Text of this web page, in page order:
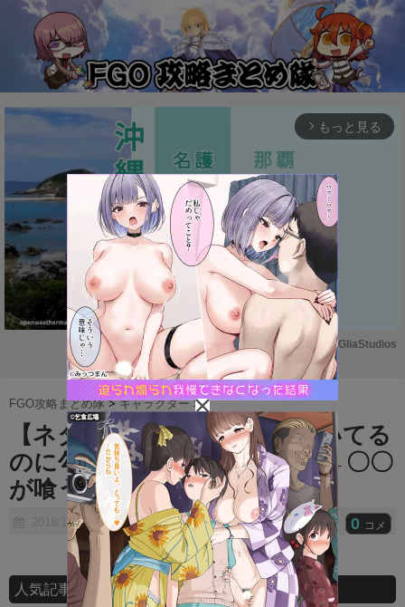
arrow_forward_ios もっと見る
M
u
t
e
Powered by GliaStudios
FGO攻略まとめ隊 >キャラクター >
【ネタ】蘭陵王、服に勾玉ついてる
のに勾玉全く喰わないんだが←〇〇
が喰うぞｗｗｗ
2018/12/10 0 コメ
人気記事ランキング